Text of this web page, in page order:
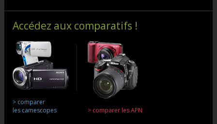
Accédez aux comparatifs !
> comparer
les camescopes
> comparer les APN